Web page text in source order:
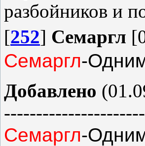
разбойников и
[252] Семаргл
Семаргл-
Добавлено
Семаргл-